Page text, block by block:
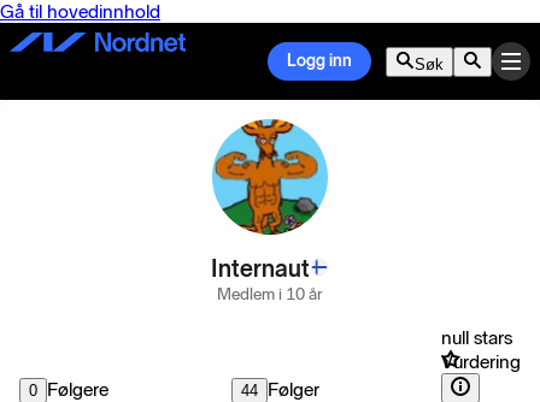
Gå til hovedinnhold
Logg inn Søk
Internaut
Medlem i 10 år
0 Følgere 44 Følger
null stars
Vurdering